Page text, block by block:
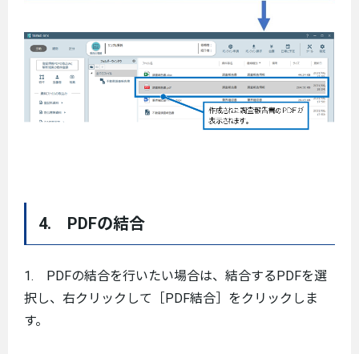
4. PDFの結合
1. PDFの結合を行いたい場合は、結合するPDFを選
択し、右クリックして［PDF結合］をクリックしま
す。